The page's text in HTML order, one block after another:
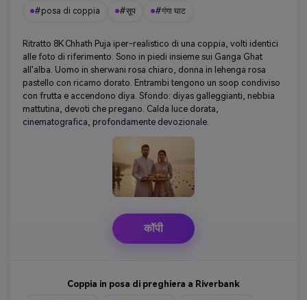
#posa di coppia #सूप #गंगा घाट
Ritratto 8K Chhath Puja iper-realistico di una coppia, volti identici
alle foto di riferimento. Sono in piedi insieme sui Ganga Ghat
all'alba. Uomo in sherwani rosa chiaro, donna in lehenga rosa
pastello con ricamo dorato. Entrambi tengono un soop condiviso
con frutta e accendono diya. Sfondo: diyas galleggianti, nebbia
mattutina, devoti che pregano. Calda luce dorata,
cinematografica, profondamente devozionale.
कॉपी
Coppia in posa di preghiera a Riverbank